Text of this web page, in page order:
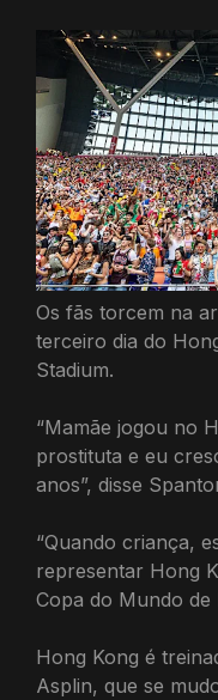
Os fãs torcem na
terceiro dia do
Stadium.
“Mamãe jogou no
prostituta e eu
anos”, disse
“Quando criança,
representar Hong
Copa do Mundo de
Hong Kong é
Asplin, que se